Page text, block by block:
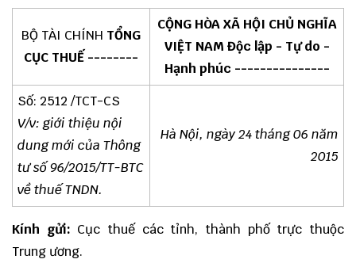
BỘ TÀI CHÍNH TỔNG
CỤC THUẾ --------
CỘNG HÒA XÃ HỘI CHỦ NGHĨA
VIỆT NAM Độc lập - Tự do -
Hạnh phúc ---------------
Số: 2512 /TCT-CS
V/v: giới thiệu nội
dung mới của Thông
tư số 96/2015/TT-BTC
về thuế TNDN.
Hà Nội, ngày 24 tháng 06 năm
2015
Kính gửi: Cục thuế các tỉnh, thành phố trực thuộc
Trung ương.